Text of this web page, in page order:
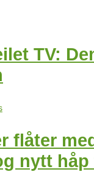
TV:
flåter
nytt håp